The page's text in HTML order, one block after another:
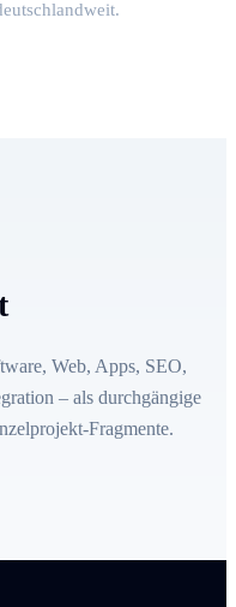
Web, Apps, SEO,
– als durchgängige
Fragmente.